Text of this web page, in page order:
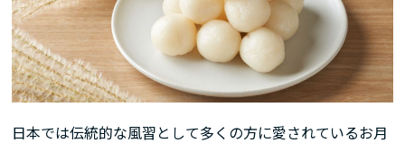
日本では伝統的な風習として多くの方に愛されているお月